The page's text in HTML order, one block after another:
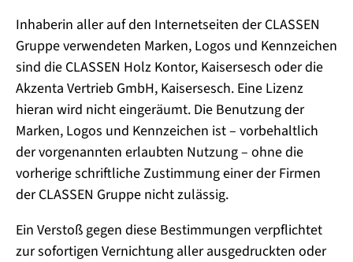
Inhaberin aller auf den Internetseiten der CLASSEN
Gruppe verwendeten Marken, Logos und Kennzeichen
sind die CLASSEN Holz Kontor, Kaisersesch oder die
Akzenta Vertrieb GmbH, Kaisersesch. Eine Lizenz
hieran wird nicht eingeräumt. Die Benutzung der
Marken, Logos und Kennzeichen ist – vorbehaltlich
der vorgenannten erlaubten Nutzung – ohne die
vorherige schriftliche Zustimmung einer der Firmen
der CLASSEN Gruppe nicht zulässig.
Ein Verstoß gegen diese Bestimmungen verpflichtet
zur sofortigen Vernichtung aller ausgedruckten oder